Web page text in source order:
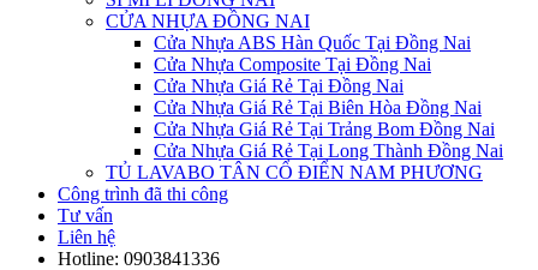
CỬA NHỰA ĐỒNG NAI
Cửa Nhựa ABS Hàn Quốc Tại Đồng Nai
Cửa Nhựa Composite Tại Đồng Nai
Cửa Nhựa Giá Rẻ Tại Đồng Nai
Cửa Nhựa Giá Rẻ Tại Biên Hòa Đồng Nai
Cửa Nhựa Giá Rẻ Tại Trảng Bom Đồng Nai
Cửa Nhựa Giá Rẻ Tại Long Thành Đồng Nai
TỦ LAVABO TÂN CỔ ĐIỂN NAM PHƯƠNG
Công trình đã thi công
Tư vấn
Liên hệ
Hotline: 0903841336